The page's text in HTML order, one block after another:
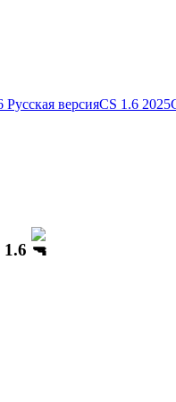
Русская версияCS 1.6 2025